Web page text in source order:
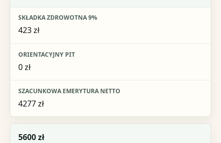
Składka zdrowotna 9%
Szacunkowa emerytura netto
423 zł
0 zł
4277 zł
5600 zł